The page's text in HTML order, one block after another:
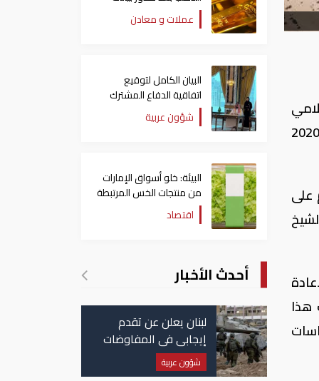
بالتعاون مع غرفة تجارة وصناعة دبي، يومي 9 و10 نوفمبر 2020، و سيحتضن أعمالها "معرض إكسبو 2020
على
هذا
الوظائف الأمريكية
عملات و معادن
البيان الكامل لتوقيع
اتفاقية الدفاع المشترك
بين السعودية وتركيا
وباكستان
شؤون عربية
البيئة: خلو أسواق الإمارات
من منتجات الخس المرتبطة
بتفشي داء السيكلوسبورا
اقتصاد
أحدث الأخبار
لبنان يعلن عن تقدم
إيجابي في المفاوضات
مع إسرائيل.. وأمريكا
تضغط لوقف النار في
شؤون عربية